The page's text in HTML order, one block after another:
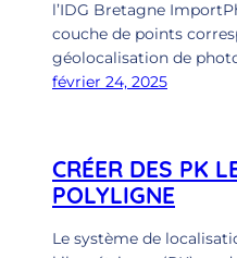
l’IDG Bretagne
couche de points
géolocalisation de
février 24, 2025
CRÉER DES PK
POLYLIGNE
Le système de